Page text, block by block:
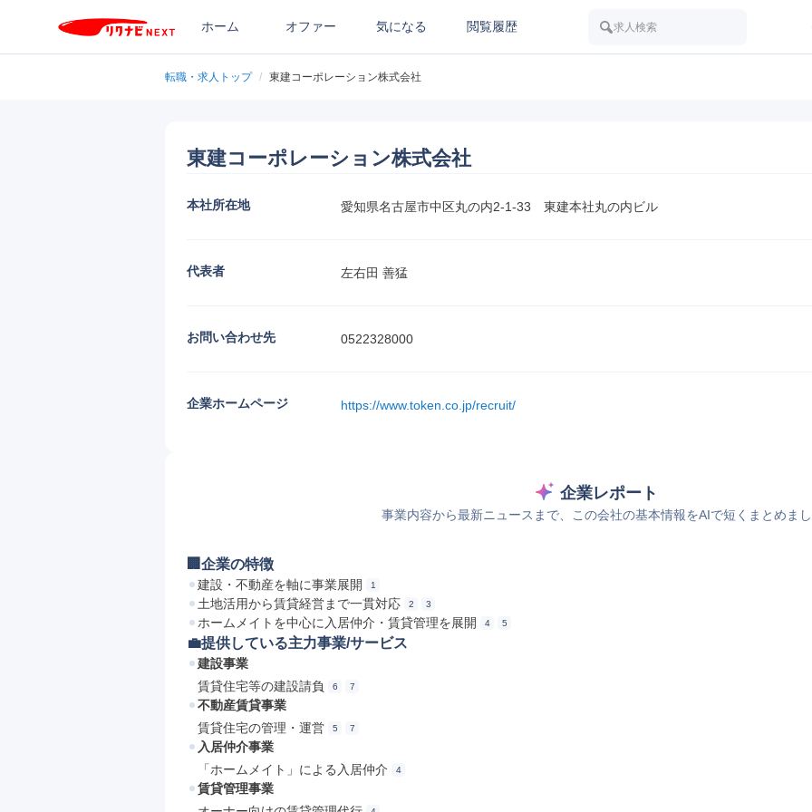
ホーム オファー 気になる 閲覧履歴 求人検索
転職・求人トップ / 東建コーポレーション株式会社
東建コーポレーション株式会社
本社所在地 愛知県名古屋市中区丸の内2‐1-33　東建本社丸の内ビル
代表者 左右田 善猛
お問い合わせ先 0522328000
企業ホームページ https://www.token.co.jp/recruit/
企業レポート
事業内容から最新ニュースまで、この会社の基本情報をAIで短くまとめま
🏢企業の特徴
建設・不動産を軸に事業展開 1
土地活用から賃貸経営まで一貫対応 2 3
ホームメイトを中心に入居仲介・賃貸管理を展開 4 5
💼提供している主力事業/サービス
建設事業
賃貸住宅等の建設請負
6 7
不動産賃貸事業
賃貸住宅の管理・運営
5 7
入居仲介事業
「ホームメイト」による入居仲介
4
賃貸管理事業